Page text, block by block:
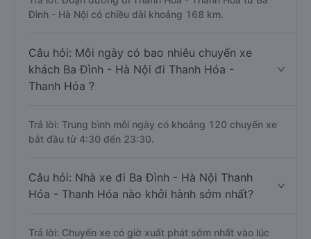
Đình - Hà Nội có chiều dài khoảng 168 km.
Câu hỏi: Mỗi ngày có bao nhiêu chuyến xe
khách Ba Đình - Hà Nội đi Thanh Hóa -
Thanh Hóa ?
Trả lời: Trung bình mỗi ngày có khoảng 120 chuyến xe
bắt đầu từ 4:30 đến 23:30.
Câu hỏi: Nhà xe đi Ba Đình - Hà Nội Thanh
Hóa - Thanh Hóa nào khởi hành sớm nhất?
Trả lời: Chuyến xe có giờ xuất phát sớm nhất vào lúc